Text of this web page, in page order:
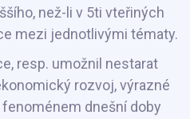
než-li v 5ti vteřiných
mezi jednotlivými tématy.
resp. umožnil nestarat
rozvoj, výrazné
dnešní doby